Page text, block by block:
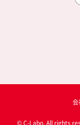
会
© C-Labo, All rights